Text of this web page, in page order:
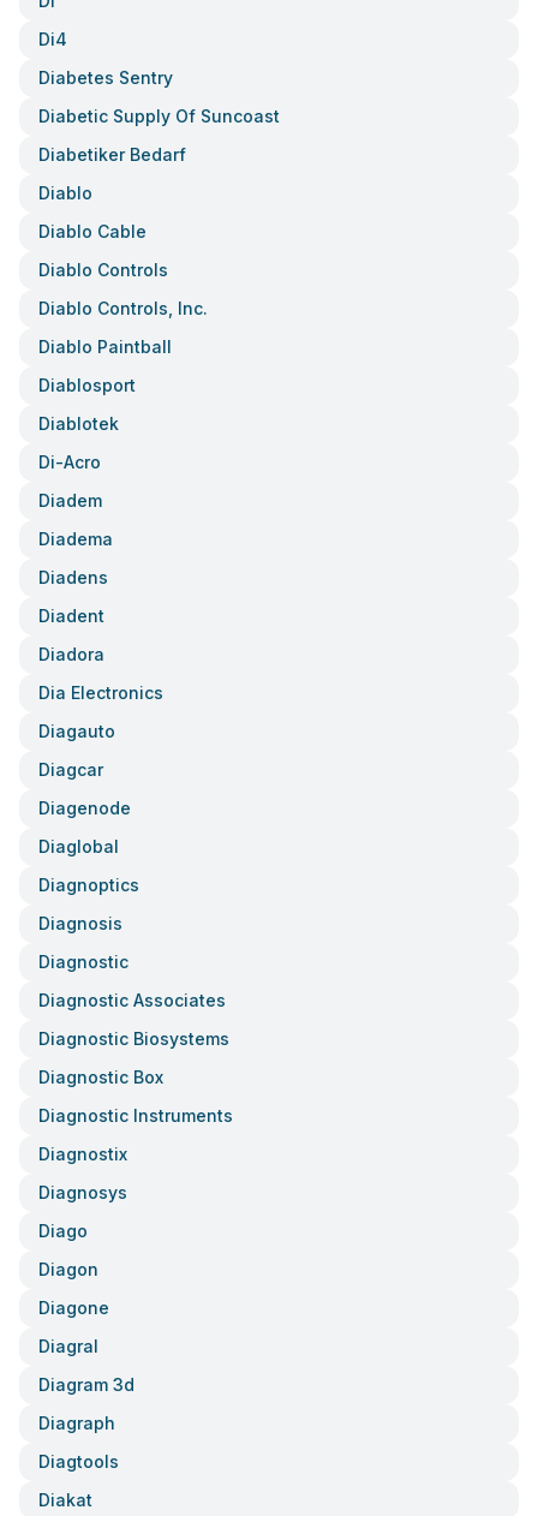
Di4
Diabetes Sentry
Diabetic Supply Of Suncoast
Diabetiker Bedarf
Diablo
Diablo Cable
Diablo Controls
Diablo Controls, Inc.
Diablo Paintball
Diablosport
Diablotek
Di-Acro
Diadem
Diadema
Diadens
Diadent
Diadora
Dia Electronics
Diagauto
Diagcar
Diagenode
Diaglobal
Diagnoptics
Diagnosis
Diagnostic
Diagnostic Associates
Diagnostic Biosystems
Diagnostic Box
Diagnostic Instruments
Diagnostix
Diagnosys
Diago
Diagon
Diagone
Diagral
Diagram 3d
Diagraph
Diagtools
Diakat